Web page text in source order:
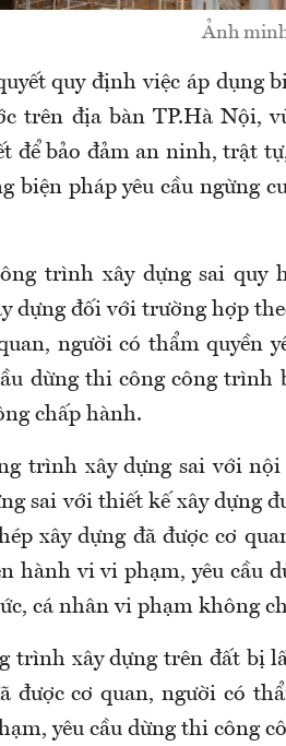
Ảnh
quy định việc áp dụng
trên địa bàn TP.Hà Nội,
để bảo đảm an ninh, trật
biện pháp yêu cầu ngừng
trình xây dựng sai quy
dựng đối với trường hợp
người có thẩm quyền
dừng thi công công trình
chấp hành.
trình xây dựng sai với
sai với thiết kế xây dựng
xây dựng đã được cơ
hành vi vi phạm, yêu cầu
cá nhân vi phạm không
trình xây dựng trên đất bị
được cơ quan, người có
yêu cầu dừng thi công